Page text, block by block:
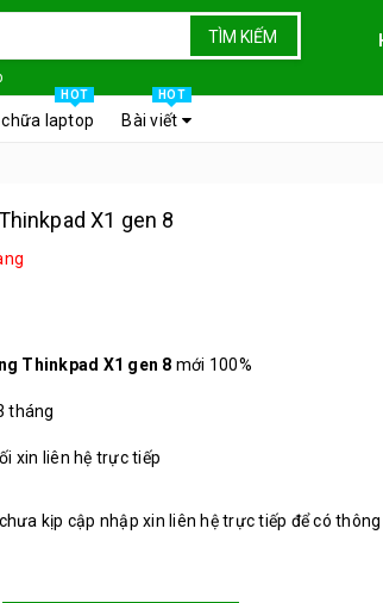
TÌM KIẾM
laptop
HOT
Bài viết
HOT
X1 gen 8
Thinkpad X1 gen 8 mới 100%
tháng
xin liên hệ trực tiếp
kịp cập nhập xin liên hệ trực tiếp để có